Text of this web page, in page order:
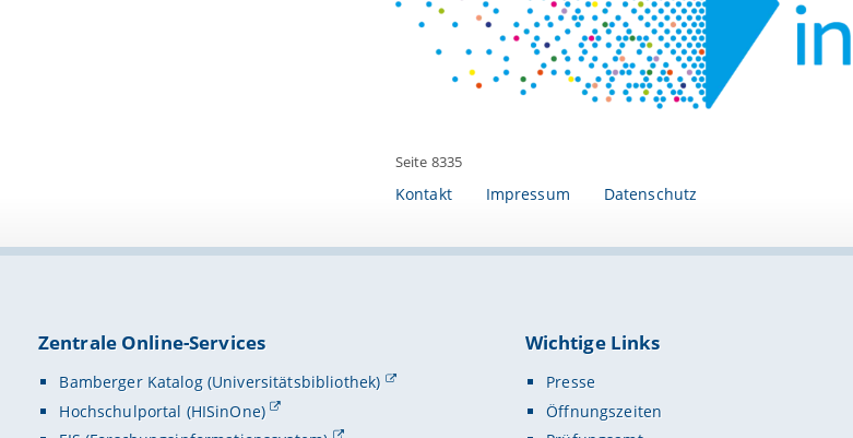
Seite 8335
Kontakt Impressum Datenschutz
Zentrale Online-Services
Bamberger Katalog (Universitätsbibliothek)
Hochschulportal (HISinOne)
Wichtige Links
Presse
Öffnungszeiten